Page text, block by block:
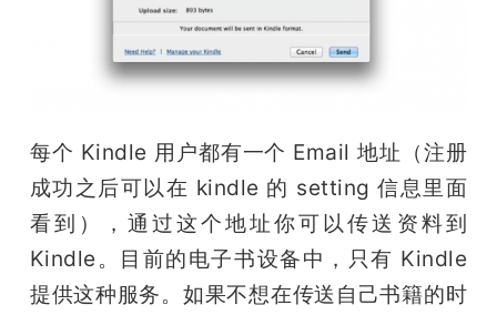
每个 Kindle 用户都有一个 Email 地址（注册
成功之后可以在 kindle 的 setting 信息里面
看到），通过这个地址你可以传送资料到
Kindle。目前的电子书设备中，只有 Kindle
提供这种服务。如果不想在传送自己书籍的时